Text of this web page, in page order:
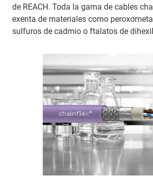
de REACH. Toda la gama de cables
exenta de materiales como
sulfuros de cadmio o ftalatos de